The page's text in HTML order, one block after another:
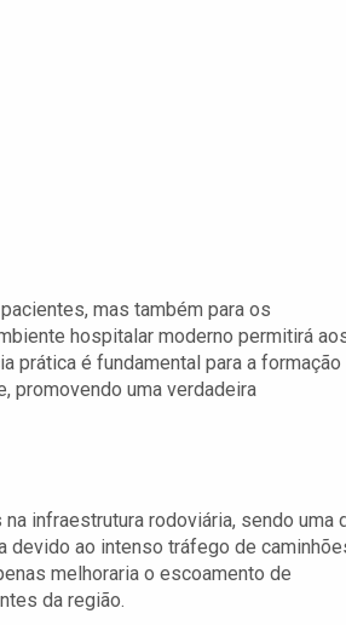
mas também para os
hospitalar moderno permitirá
prática é fundamental para a formação
promovendo uma verdadeira
infraestrutura rodoviária, sendo uma
devido ao intenso tráfego de
melhoraria o escoamento de
da região.